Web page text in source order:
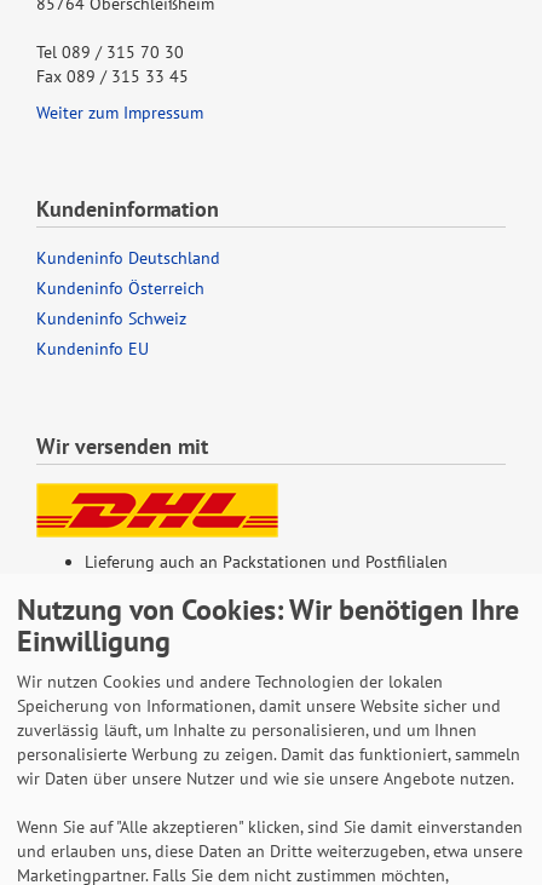
Tel 089 / 315 70 30
Fax 089 / 315 33 45
Weiter zum Impressum
Kundeninformation
Kundeninfo Deutschland
Kundeninfo Österreich
Kundeninfo Schweiz
Kundeninfo EU
Wir versenden mit
Lieferung auch an Packstationen und Postfilialen
Bequeme Zahlung über Paypal
14 Tage Widerrufsrecht
2 Jahre Gewährleistung
Nutzung von Cookies: Wir benötigen Ihre
Einwilligung
Wir nutzen Cookies und andere Technologien der lokalen
Speicherung von Informationen, damit unsere Website sicher und
zuverlässig läuft, um Inhalte zu personalisieren, und um Ihnen
personalisierte Werbung zu zeigen. Damit das funktioniert, sammeln
wir Daten über unsere Nutzer und wie sie unsere Angebote nutzen.
Wenn Sie auf "Alle akzeptieren" klicken, sind Sie damit einverstanden
und erlauben uns, diese Daten an Dritte weiterzugeben, etwa unsere
Marketingpartner. Falls Sie dem nicht zustimmen möchten,